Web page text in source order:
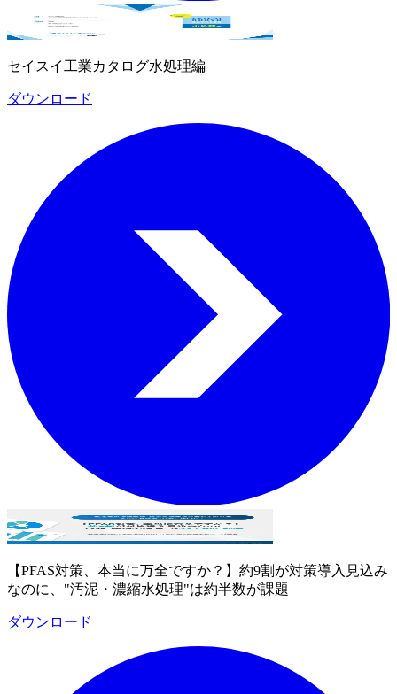
セイスイ工業カタログ水処理編
ダウンロード
【PFAS対策、本当に万全ですか？】約9割が対策導入見込み
なのに、"汚泥・濃縮水処理"は約半数が課題
ダウンロード